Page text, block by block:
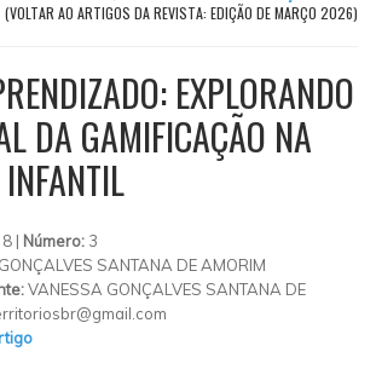
(VOLTAR AO ARTIGOS DA REVISTA: EDIÇÃO DE MARÇO 2026)
EXPLORANDO
DA GAMIFICAÇÃO NA
8 | Número: 3
SANTANA DE AMORIM
VANESSA GONÇALVES SANTANA DE